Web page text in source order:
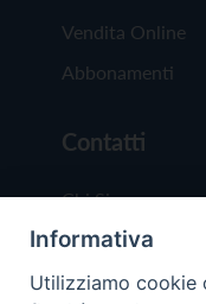
Vendita Online
Abbonamenti
Contatti
Chi Siamo
Redazione
Scrivici
Informativa
Utilizziamo cookie